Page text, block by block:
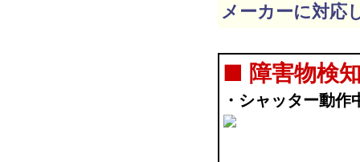
メーカーに対応
■ 障害物検
・シャッター動